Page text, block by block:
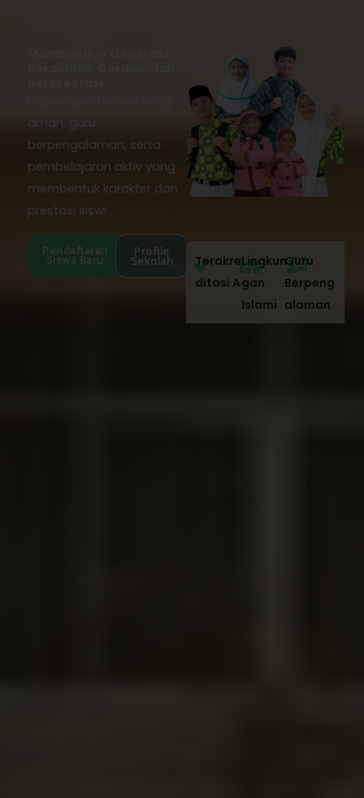
aman, guru
berpengalaman, serta
pembelajaran aktiv yang
membentuk karakter dan
prestasi siswi
Pendaftaran
Siswa Baru
Profile
Sekolah
Terakre
ditasi A
Lingkun
gan
Islami
Guru
Berpeng
alaman